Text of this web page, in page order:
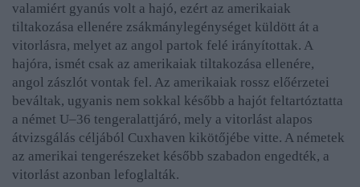
valamiért gyanús volt a hajó, ezért az amerikaiak
tiltakozása ellenére zsákmánylegénységet küldött át a
vitorlásra, melyet az angol partok felé irányítottak. A
hajóra, ismét csak az amerikaiak tiltakozása ellenére,
angol zászlót vontak fel. Az amerikaiak rossz előérzetei
beváltak, ugyanis nem sokkal később a hajót feltartóztatta
a német U–36 tengeralattjáró, mely a vitorlást alapos
átvizsgálás céljából Cuxhaven kikötőjébe vitte. A németek
az amerikai tengerészeket később szabadon engedték, a
vitorlást azonban lefoglalták.